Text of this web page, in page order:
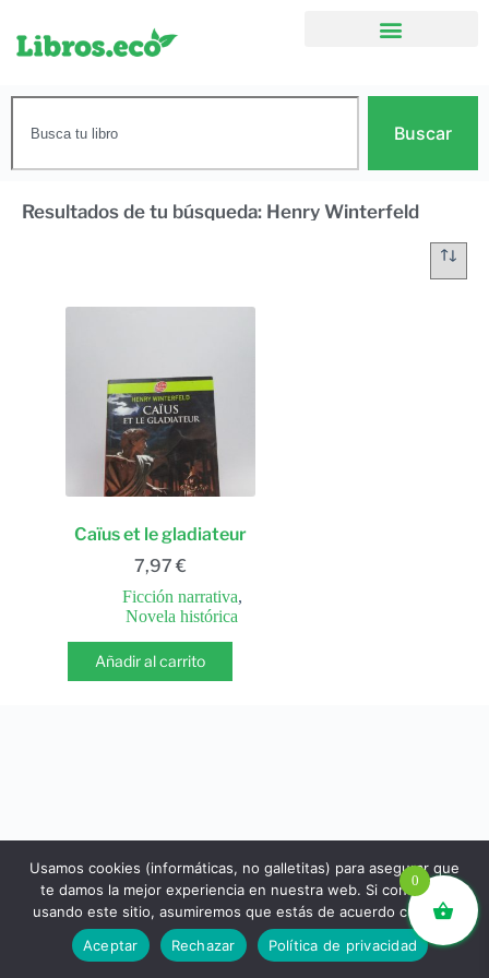
Buscar
Resultados de tu búsqueda: Henry Winterfeld
Caïus et le gladiateur
7,97 €
Ficción narrativa,
Novela histórica
Añadir al carrito
libros.eco © - Desde Barcelona para el mundo 💚 |
Devoluciones y reembolsos|Política de Privacidad
0
Usamos cookies (informáticas, no galletitas) para asegurar que
te damos la mejor experiencia en nuestra web. Si continúas
usando este sitio, asumiremos que estás de acuerdo con ello.
Aceptar
Rechazar Política de privacidad